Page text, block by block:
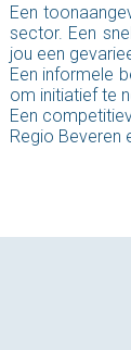
Een
sector. Een
jou een
Een informele
om initiatief te
Een
Regio Beveren